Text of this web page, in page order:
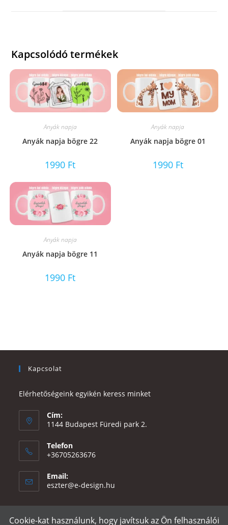
Kapcsolódó termékek
Anyák napja
Anyák napja bögre 22
1990 Ft
Anyák napja
Anyák napja bögre 01
1990 Ft
Anyák napja
Anyák napja bögre 11
1990 Ft
Kapcsolat
Elérhetőségeink egyikén keress minket
Cím:
1144 Budapest Füredi park 2.
Telefon
+36705263676
Email:
eszter@e-design.hu
Cookie-kat használunk, hogy javítsuk az Ön felhasználói